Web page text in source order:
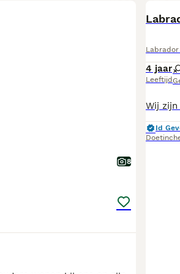
8
4 jaar
Leeftijd
Id